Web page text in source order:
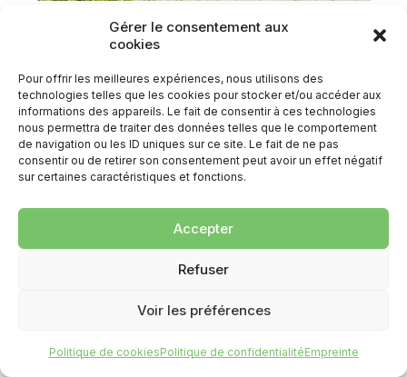
Gérer le consentement aux
cookies
Pour offrir les meilleures expériences, nous utilisons des
technologies telles que les cookies pour stocker et/ou accéder aux
informations des appareils. Le fait de consentir à ces technologies
nous permettra de traiter des données telles que le comportement
de navigation ou les ID uniques sur ce site. Le fait de ne pas
consentir ou de retirer son consentement peut avoir un effet négatif
sur certaines caractéristiques et fonctions.
Accepter
Refuser
Voir les préférences
Politique de cookiesPolitique de confidentialitéEmpreinte
2e prix de la catégorie « entrée
invitante »
Projet « Il était une fois dans un château », Mont-
Saint-Hilaire – Montérégie
Concours « Les plus beaux jardins du Québec » de
l’APPQ